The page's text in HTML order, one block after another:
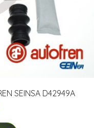
SEINSA D42949A